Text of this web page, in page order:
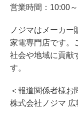
営業時間：10:00
ノジマはメーカー
家電専門店です。
社会や地域に貢献
す。
＜報道関係者様お
株式会社ノジマ 広